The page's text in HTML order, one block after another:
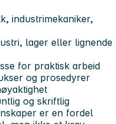
industrimekaniker,
lager eller lignende
for praktisk arbeid
og prosedyrer
og skriftlig
er en fordel